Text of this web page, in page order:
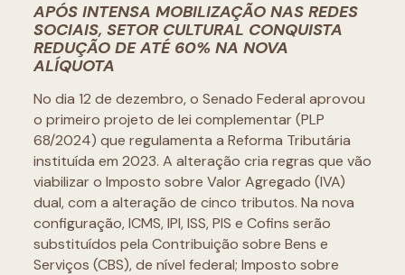
APÓS INTENSA MOBILIZAÇÃO NAS REDES
SOCIAIS, SETOR CULTURAL CONQUISTA
REDUÇÃO DE ATÉ 60% NA NOVA
ALÍQUOTA
No dia 12 de dezembro, o Senado Federal aprovou
o primeiro projeto de lei complementar (PLP
68/2024) que regulamenta a Reforma Tributária
instituída em 2023. A alteração cria regras que vão
viabilizar o Imposto sobre Valor Agregado (IVA)
dual, com a alteração de cinco tributos. Na nova
configuração, ICMS, IPI, ISS, PIS e Cofins serão
substituídos pela Contribuição sobre Bens e
Serviços (CBS), de nível federal; Imposto sobre